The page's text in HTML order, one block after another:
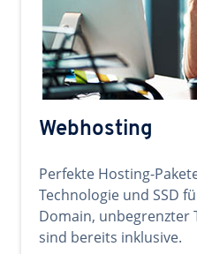
Webhosting
Perfekte Hosting-
Technologie und SSD
Domain, unbegrenzter
sind bereits inklusive.